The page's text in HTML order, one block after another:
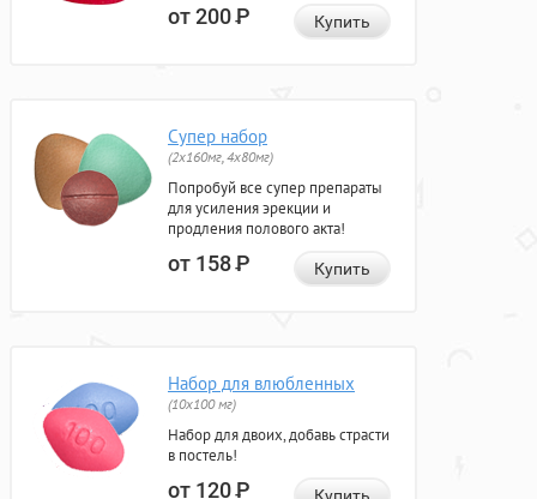
от 200Р Купить
Супер набор
(2х160мг, 4х80мг)
Попробуй все супер препараты
для усиления эрекции и
продления полового акта!
от 158Р Купить
Набор для влюбленных
(10х100 мг)
Набор для двоих, добавь страсти
в постель!
от 120Р